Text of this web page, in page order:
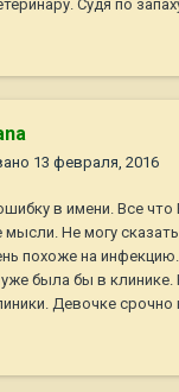
Судя по
13 февраля, 2016
в имени. Все
мысли. Не могу
похоже на
была бы в клинике.
Девочке